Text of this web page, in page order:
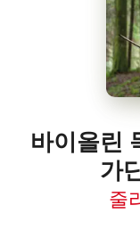
바이올린
가
줄